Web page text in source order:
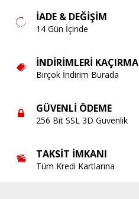
İADE & DEĞIŞIM
14 Gün İçinde
İNDIRIMLERI KAÇIRMA
Birçok İndirim Burada
GÜVENLI ÖDEME
256 Bit SSL 3D Güvenlik
TAKSIT İMKANI
Tüm Kredi Kartlarına